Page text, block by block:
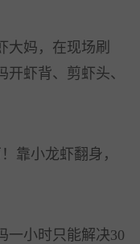
妈，在现场刷
虾背、剪虾头、
小龙虾翻身，
小时只能解决30